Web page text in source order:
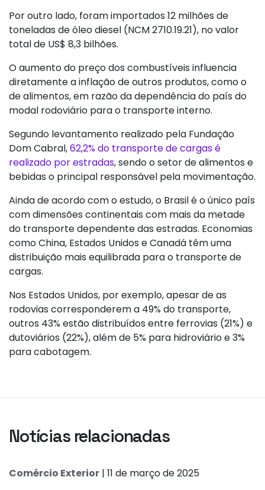
Por outro lado, foram importados 12 milhões de
toneladas de óleo diesel (NCM 2710.19.21), no valor
total de US$ 8,3 bilhões.
O aumento do preço dos combustíveis influencia
diretamente a inflação de outros produtos, como o
de alimentos, em razão da dependência do país do
modal rodoviário para o transporte interno.
Segundo levantamento realizado pela Fundação
Dom Cabral,62,2% do transporte de cargas é
realizado por estradas, sendo o setor de alimentos e
bebidas o principal responsável pela movimentação.
Ainda de acordo com o estudo, o Brasil é o único país
com dimensões continentais com mais da metade
do transporte dependente das estradas. Economias
como China, Estados Unidos e Canadá têm uma
distribuição mais equilibrada para o transporte de
cargas.
Nos Estados Unidos, por exemplo, apesar de as
rodovias corresponderem a 49% do transporte,
outros 43% estão distribuídos entre ferrovias (21%) e
dutoviários (22%), além de 5% para hidroviário e 3%
para cabotagem.
Notícias relacionadas
Comércio Exterior | 11 de março de 2025